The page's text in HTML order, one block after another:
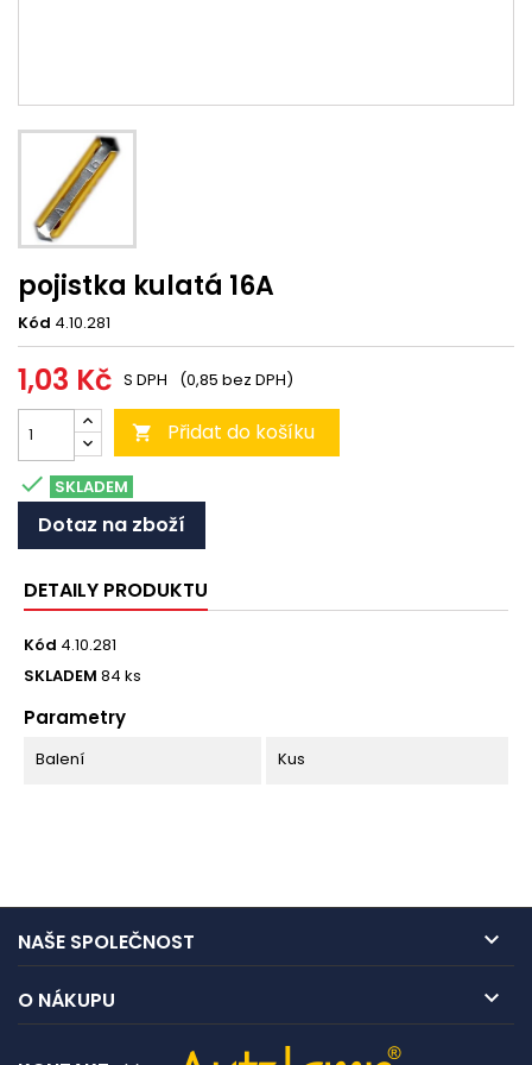
pojistka kulatá 16A
Kód 4.10.281
1,03 Kč S DPH (0,85 bez DPH)
 Přidat do košíku
 SKLADEM
Dotaz na zboží
DETAILY PRODUKTU
Kód 4.10.281
SKLADEM 84 ks
Parametry
Balení Kus
NAŠE SPOLEČNOST 
O NÁKUPU 